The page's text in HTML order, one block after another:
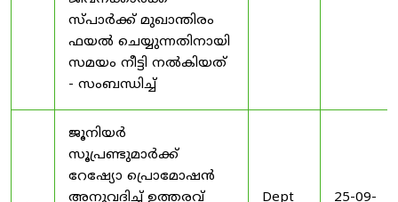
സ്പാർക്ക് മുഖാന്തിരം
ഫയൽ ചെയ്യുന്നതിനായി
സമയം നീട്ടി നൽകിയത്
- സംബന്ധിച്ച്
ജൂനിയർ
സൂപ്രണ്ടുമാർക്ക്
റേഷ്യോ പ്രൊമോഷൻ
അനുവദിച്ച് ഉത്തരവ്
Dept
25-09-